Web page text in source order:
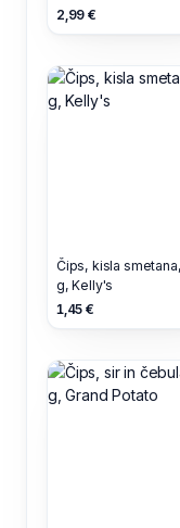
2,99 €
Čips, kisla
g, Kelly's
1,45 €